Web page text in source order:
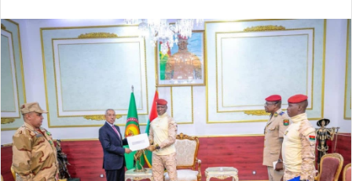
o
y
n
c
o
u